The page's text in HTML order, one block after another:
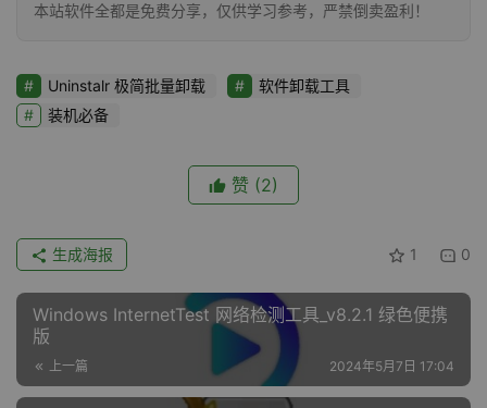
本站软件全都是免费分享，仅供学习参考，严禁倒卖盈利！
Uninstalr 极简批量卸载
软件卸载工具
装机必备
赞 (2)
1 0
生成海报
Windows InternetTest 网络检测工具_v8.2.1 绿色便携
版
上一篇 2024年5月7日 17:04